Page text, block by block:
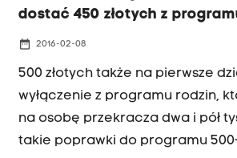
dostać 450 złotych z
date_range 2016-02-08
500 złotych także na pierwsze
wyłączenie z programu rodzin,
na osobę przekracza dwa i pół
takie poprawki do programu